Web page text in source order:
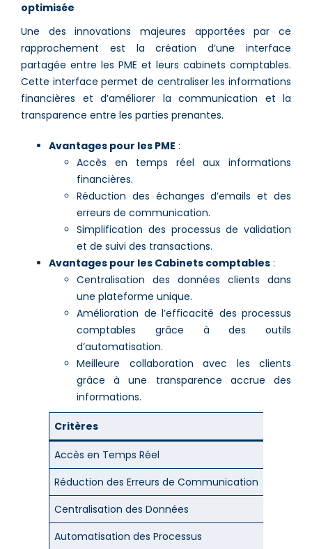
optimisée
Une des innovations majeures apportées par ce
rapprochement est la création d’une interface
partagée entre les PME et leurs cabinets comptables.
Cette interface permet de centraliser les informations
financières et d’améliorer la communication et la
transparence entre les parties prenantes.
Avantages pour les PME :
Accès en temps réel aux informations
financières.
Réduction des échanges d’emails et des
erreurs de communication.
Simplification des processus de validation
et de suivi des transactions.
Avantages pour les Cabinets comptables :
Centralisation des données clients dans
une plateforme unique.
Amélioration de l’efficacité des processus
comptables grâce à des outils
d’automatisation.
Meilleure collaboration avec les clients
grâce à une transparence accrue des
informations.
Critères
Accès en Temps Réel
Réduction des Erreurs de Communication
Centralisation des Données
Automatisation des Processus